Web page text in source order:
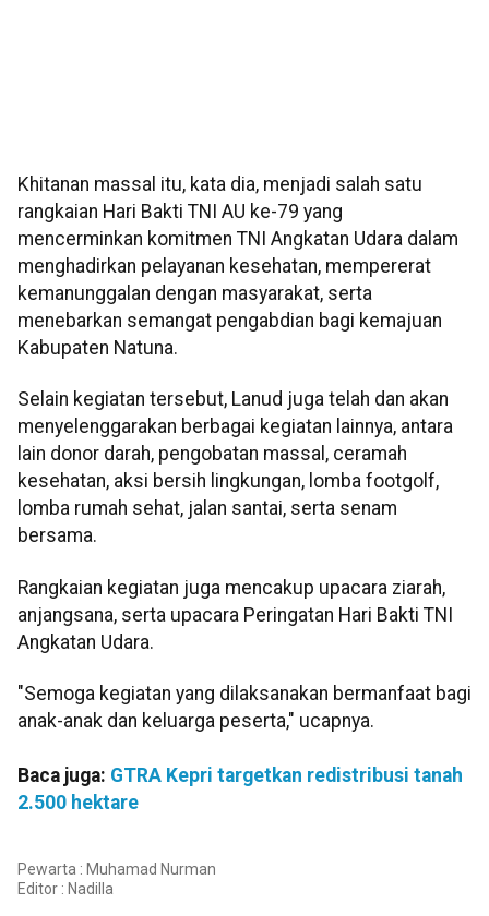
Khitanan massal itu, kata dia, menjadi salah satu
rangkaian Hari Bakti TNI AU ke-79 yang
mencerminkan komitmen TNI Angkatan Udara dalam
menghadirkan pelayanan kesehatan, mempererat
kemanunggalan dengan masyarakat, serta
menebarkan semangat pengabdian bagi kemajuan
Kabupaten Natuna.
Selain kegiatan tersebut, Lanud juga telah dan akan
menyelenggarakan berbagai kegiatan lainnya, antara
lain donor darah, pengobatan massal, ceramah
kesehatan, aksi bersih lingkungan, lomba footgolf,
lomba rumah sehat, jalan santai, serta senam
bersama.
Rangkaian kegiatan juga mencakup upacara ziarah,
anjangsana, serta upacara Peringatan Hari Bakti TNI
Angkatan Udara.
"Semoga kegiatan yang dilaksanakan bermanfaat bagi
anak-anak dan keluarga peserta," ucapnya.
Baca juga: GTRA Kepri targetkan redistribusi tanah
2.500 hektare
Pewarta : Muhamad Nurman
Editor : Nadilla